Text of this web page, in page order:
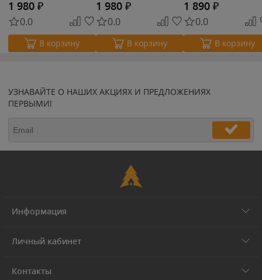
1 980 ₽
0.0
В корзину
1 980 ₽
0.0
В корзину
1 890 ₽
0.0
В корзину
УЗНАВАЙТЕ О НАШИХ АКЦИЯХ И ПРЕДЛОЖЕНИЯХ
ПЕРВЫМИ!
Информация
Личный кабинет
Контакты